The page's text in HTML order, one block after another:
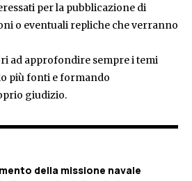
per la pubblicazione di
o eventuali repliche che verranno
ad approfondire sempre i temi
più fonti e formando
giudizio.
della missione navale